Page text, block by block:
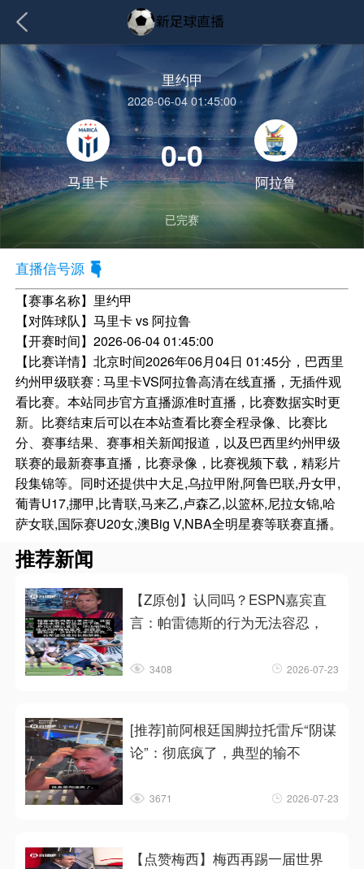
里约甲
2026-06-04 01:45:00
马里卡
0-0
阿拉鲁
已完赛
直播信号源
【赛事名称】 里约甲
【对阵球队】马里卡 vs 阿拉鲁
【开赛时间】2026-06-04 01:45:00
【比赛详情】北京时间2026年06月04日 01:45分，巴西里
约州甲级联赛 : 马里卡VS阿拉鲁高清在线直播，无插件观
看比赛。本站同步官方直播源准时直播，比赛数据实时更
新。比赛结束后可以在本站查看比赛全程录像、比赛比
分、赛事结果、赛事相关新闻报道，以及巴西里约州甲级
联赛的最新赛事直播，比赛录像，比赛视频下载，精彩片
段集锦等。同时还提供中大足,乌拉甲附,阿鲁巴联,丹女甲,
葡青U17,挪甲,比青联,马来乙,卢森乙,以篮杯,尼拉女锦,哈
萨女联,国际赛U20女,澳Big V,NBA全明星赛等联赛直播。
推荐新闻
【Z原创】认同吗？ESPN嘉宾直
言：帕雷德斯的行为无法容忍，
3408 2026-07-23
[推荐]前阿根廷国脚拉托雷斥“阴谋
论”：彻底疯了，典型的输不
3671 2026-07-23
【点赞梅西】梅西再踢一届世界